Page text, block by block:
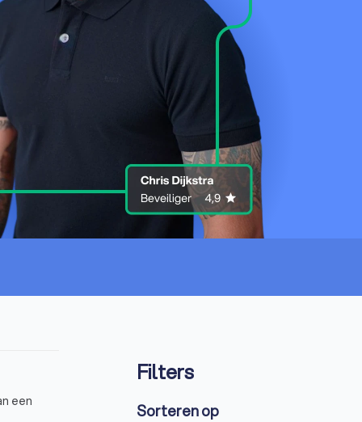
een
Filters
Sorteren op